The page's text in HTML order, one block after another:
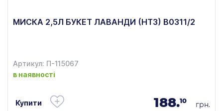
МИСКА 2,5Л БУКЕТ ЛАВАНДИ (НТЗ) В0311/2
Артикул: П-115067
в наявності
Купити 188.10 грн.